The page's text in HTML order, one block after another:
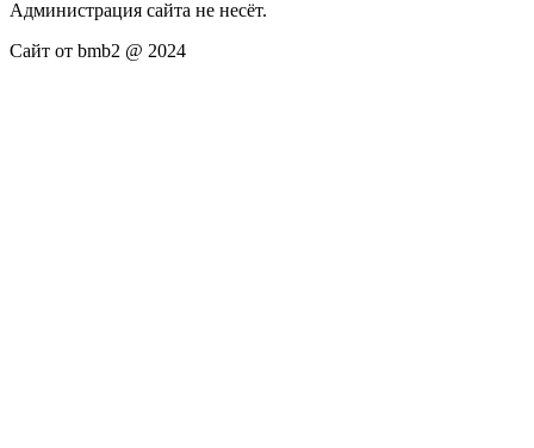
Администрация сайта не несёт.
Сайт от bmb2 @ 2024